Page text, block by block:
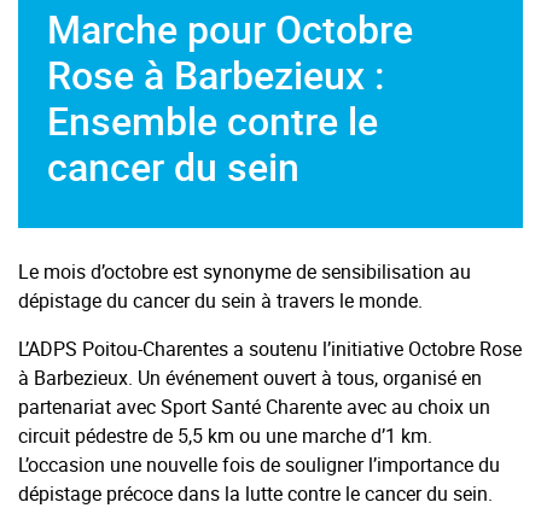
Marche pour Octobre
Rose à Barbezieux :
Ensemble contre le
cancer du sein
Le mois d’octobre est synonyme de sensibilisation au
dépistage du cancer du sein à travers le monde.
L’ADPS Poitou-Charentes a soutenu l’initiative Octobre Rose
à Barbezieux. Un événement ouvert à tous, organisé en
partenariat avec Sport Santé Charente avec au choix un
circuit pédestre de 5,5 km ou une marche d’1 km.
L’occasion une nouvelle fois de souligner l’importance du
dépistage précoce dans la lutte contre le cancer du sein.